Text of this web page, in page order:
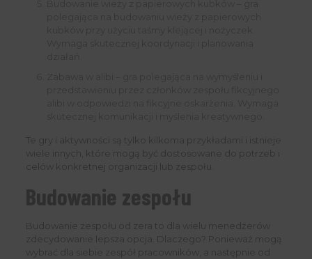
Te gry i aktywności są tylko kilkoma przykładami i istnieje
wiele innych, które mogą być dostosowane do potrzeb i
celów konkretnej organizacji lub zespołu.
Budowanie zespołu
Budowanie zespołu od zera to dla wielu menedżerów
zdecydowanie lepsza opcja. Dlaczego? Ponieważ mogą
wybrać dla siebie zespół pracowników, a następnie od